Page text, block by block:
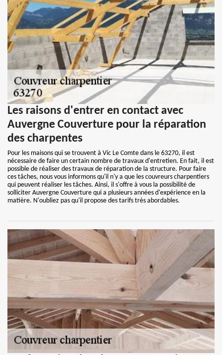
Les raisons d'entrer en contact avec
Auvergne Couverture pour la réparation
des charpentes
Pour les maisons qui se trouvent à Vic Le Comte dans le 63270, il est
nécessaire de faire un certain nombre de travaux d'entretien. En fait, il est
possible de réaliser des travaux de réparation de la structure. Pour faire
ces tâches, nous vous informons qu'il n'y a que les couvreurs charpentiers
qui peuvent réaliser les tâches. Ainsi, il s'offre à vous la possibilité de
solliciter Auvergne Couverture qui a plusieurs années d'expérience en la
matière. N'oubliez pas qu'il propose des tarifs très abordables.